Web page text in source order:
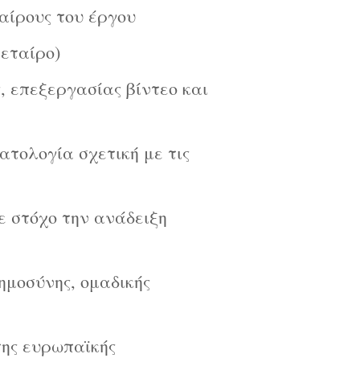
του έργου
βίντεο και
σχετική με τις
στόχο την ανάδειξη
ομαδικής
ευρωπαϊκής